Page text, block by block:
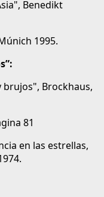
Benedikt
1995.
brujos", Brockhaus,
81
en las estrellas,